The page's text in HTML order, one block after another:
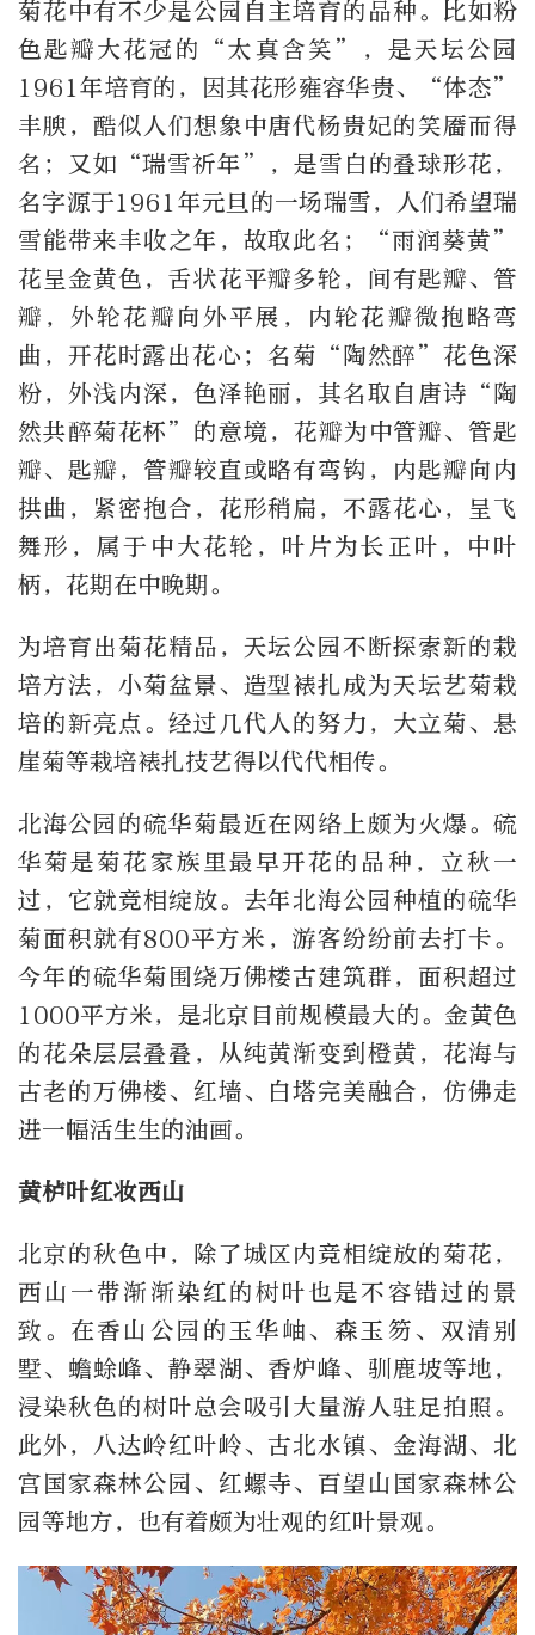
菊花中有不少是公园自主培育的品种。比如粉
色匙瓣大花冠的“太真含笑”，是天坛公园
1961年培育的，因其花形雍容华贵、“体态”
丰腴，酷似人们想象中唐代杨贵妃的笑靥而得
名；又如“瑞雪祈年”，是雪白的叠球形花，
名字源于1961年元旦的一场瑞雪，人们希望瑞
雪能带来丰收之年，故取此名；“雨润葵黄”
花呈金黄色，舌状花平瓣多轮，间有匙瓣、管
瓣，外轮花瓣向外平展，内轮花瓣微抱略弯
曲，开花时露出花心；名菊“陶然醉”花色深
粉，外浅内深，色泽艳丽，其名取自唐诗“陶
然共醉菊花杯”的意境，花瓣为中管瓣、管匙
瓣、匙瓣，管瓣较直或略有弯钩，内匙瓣向内
拱曲，紧密抱合，花形稍扁，不露花心，呈飞
舞形，属于中大花轮，叶片为长正叶，中叶
柄，花期在中晚期。
为培育出菊花精品，天坛公园不断探索新的栽
培方法，小菊盆景、造型裱扎成为天坛艺菊栽
培的新亮点。经过几代人的努力，大立菊、悬
崖菊等栽培裱扎技艺得以代代相传。
北海公园的硫华菊最近在网络上颇为火爆。硫
华菊是菊花家族里最早开花的品种，立秋一
过，它就竞相绽放。去年北海公园种植的硫华
菊面积就有800平方米，游客纷纷前去打卡。
今年的硫华菊围绕万佛楼古建筑群，面积超过
1000平方米，是北京目前规模最大的。金黄色
的花朵层层叠叠，从纯黄渐变到橙黄，花海与
古老的万佛楼、红墙、白塔完美融合，仿佛走
进一幅活生生的油画。
黄栌叶红妆西山
北京的秋色中，除了城区内竞相绽放的菊花，
西山一带渐渐染红的树叶也是不容错过的景
致。在香山公园的玉华岫、森玉笏、双清别
墅、蟾蜍峰、静翠湖、香炉峰、驯鹿坡等地，
浸染秋色的树叶总会吸引大量游人驻足拍照。
此外，八达岭红叶岭、古北水镇、金海湖、北
宫国家森林公园、红螺寺、百望山国家森林公
园等地方，也有着颇为壮观的红叶景观。